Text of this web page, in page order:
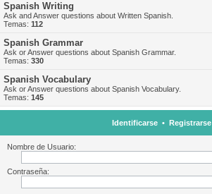
Spanish Writing
Ask and Answer questions about Written Spanish.
Temas: 112
Spanish Grammar
Ask or Answer questions about Spanish Grammar.
Temas: 330
Spanish Vocabulary
Ask or Answer questions about Spanish Vocabulary.
Temas: 145
Identificarse• Registrarse
Nombre de Usuario:
Contraseña: